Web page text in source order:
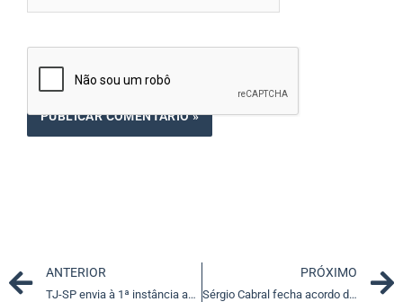
Prev
ANTERIOR
TJ-SP envia à 1ª instância ação de perda de cargo contra promotor
PRÓXIMO
Sérgio Cabral fecha acordo de delação premiada com a PF